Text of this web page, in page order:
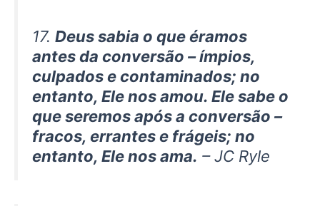
17. Deus sabia o que éramos
antes da conversão – ímpios,
culpados e contaminados; no
entanto, Ele nos amou. Ele sabe o
que seremos após a conversão –
fracos, errantes e frágeis; no
entanto, Ele nos ama. – JC Ryle